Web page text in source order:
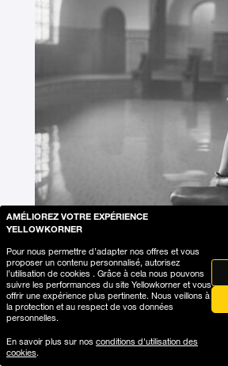
AMÉLIOREZ VOTRE EXPÉRIENCE
YELLOWKORNER
Pour nous permettre d’adapter nos offres et vous
proposer un contenu personnalisé, autorisez
l’utilisation de cookies . Grâce à cela nous pouvons
suivre les performances du site Yellowkorner et vous
offrir une expérience plus pertinente. Nous veillons à
la protection et au respect de vos données
personnelles.
En savoir plus sur nos conditions d'utilisation des
cookies.